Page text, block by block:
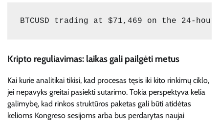
BTCUSD trading at $71,469 on the 24-
Kripto reguliavimas: laikas gali pailgėti metus
Kai kurie analitikai tikisi, kad procesas tęsis iki kito rinkimų ciklo,
jei nepavyks greitai pasiekti sutarimo. Tokia perspektyva kelia
galimybę, kad rinkos struktūros paketas gali būti atidėtas
kelioms Kongreso sesijoms arba bus perdarytas naujai